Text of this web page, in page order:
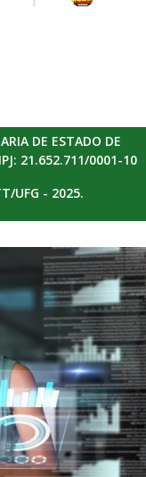
DE ESTADO DE
21.652.711/0001-10
UFG - 2025.